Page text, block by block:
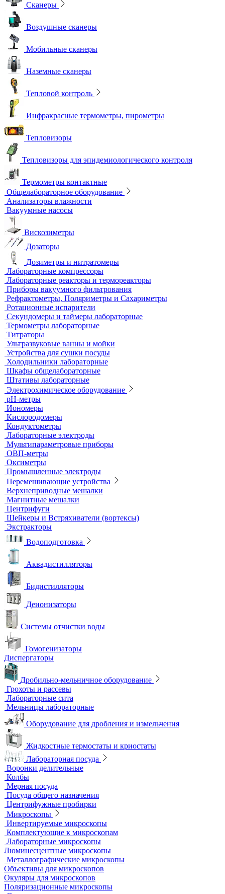
Сканеры
Воздушные сканеры
Мобильные сканеры
Наземные сканеры
Тепловой контроль
Инфракрасные термометры, пирометры
Тепловизоры
Тепловизоры для эпидемиологического контроля
Термометры контактные
Общелабораторное оборудование
Вакуумные насосы
Вискозиметры
Дозаторы
Дозиметры и нитратомеры
Лабораторные компрессоры
Лабораторные реакторы и термореакторы
Приборы вакуумного фильтрования
Рефрактометры, Поляриметры и Сахариметры
Ротационные испарители
Секундомеры и таймеры лабораторные
Термометры лабораторные
Титраторы
Ультразвуковые ванны и мойки
Устройства для сушки посуды
Холодильники лабораторные
Шкафы общелабораторные
Штативы лабораторные
Электрохимическое оборудование
pH-метры
Иономеры
Кислородомеры
Кондуктометры
Лабораторные электроды
Мультипараметровые приборы
ОВП-метры
Оксиметры
Промышленные электроды
Перемешивающие устройства
Верхнеприводные мешалки
Магнитные мешалки
Центрифуги
Шейкеры и Встряхиватели (вортексы)
Экстракторы
Бидистилляторы
Деионизаторы
Системы отчистки воды
Гомогенизаторы
Диспергаторы
Дробильно-мельничное оборудование
Грохоты и рассевы
Лабораторные сита
Мельницы лабораторные
Оборудование для дробления и измельчения
Жидкостные термостаты и криостаты
Лабораторная посуда
Воронки делительные
Колбы
Мерная посуда
Посуда общего назначения
Центрифужные пробирки
Микроскопы